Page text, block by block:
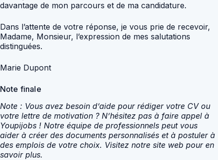
davantage de mon parcours et de ma candidature.
Dans l’attente de votre réponse, je vous prie de recevoir,
Madame, Monsieur, l’expression de mes salutations
distinguées.
Marie Dupont
Note finale
Note : Vous avez besoin d’aide pour rédiger votre CV ou
votre lettre de motivation ? N’hésitez pas à faire appel à
Youpijobs ! Notre équipe de professionnels peut vous
aider à créer des documents personnalisés et à postuler à
des emplois de votre choix. Visitez notre site web pour en
savoir plus.